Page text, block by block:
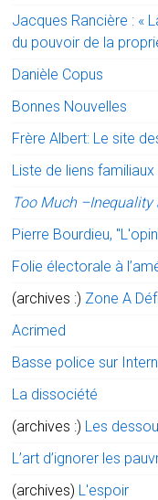
Jacques Rancière : «
du pouvoir de la
Danièle Copus
Bonnes Nouvelles
Frère Albert: Le site
Liste de liens
Too Much –Inequality
Pierre Bourdieu,
Folie électorale à
(archives :) Zone A
Acrimed
Basse police sur
La dissociété
(archives :) Les
L’art d’ignorer les
(archives) L'espoir